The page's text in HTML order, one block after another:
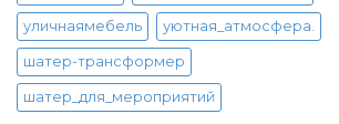
уличнаямебель уютная_атмосфера.
шатер-трансформер
шатер_для_мероприятий